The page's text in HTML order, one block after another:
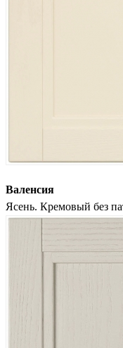
Валенсия
Ясень. Кремовый без